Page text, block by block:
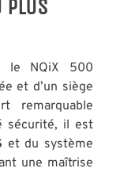
PLUS
le NQiX 500
et d’un siège
remarquable
sécurité, il est
et du système
une maîtrise